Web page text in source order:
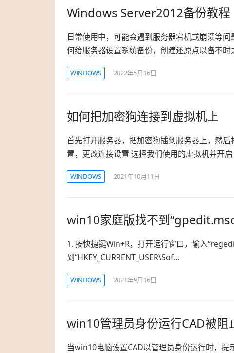
Windows Server2012备份教程
日常使用中，可能会遇到服务器宕机或崩溃等
何给服务器设置系统备份，创建还原点以备不
WINDOWS 2022年5月16日
如何把加密狗连接到虚拟机上
首先打开服务器，把加密狗插到服务器上，然
置，更改连接设置 选择我们使用的虚拟机并开
WINDOWS 2021年10月11日
win10家庭版找不到
1. 按快捷键Win+R，打开运行窗口，输入
到“HKEY_CURRENT_USER\Sof…
WINDOWS 2021年9月16日
win10管理员身份运行CAD被阻
当win10电脑设置CAD以管理员身份运行时，